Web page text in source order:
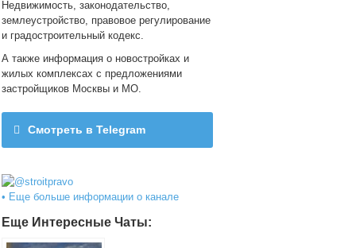
Недвижимость, законодательство,
землеустройство, правовое регулирование
и градостроительный кодекс.
А также информация о новостройках и
жилых комплексах с предложениями
застройщиков Москвы и МО.
Смотреть в Telegram
• Еще больше информации о канале
Еще Интересные Чаты: